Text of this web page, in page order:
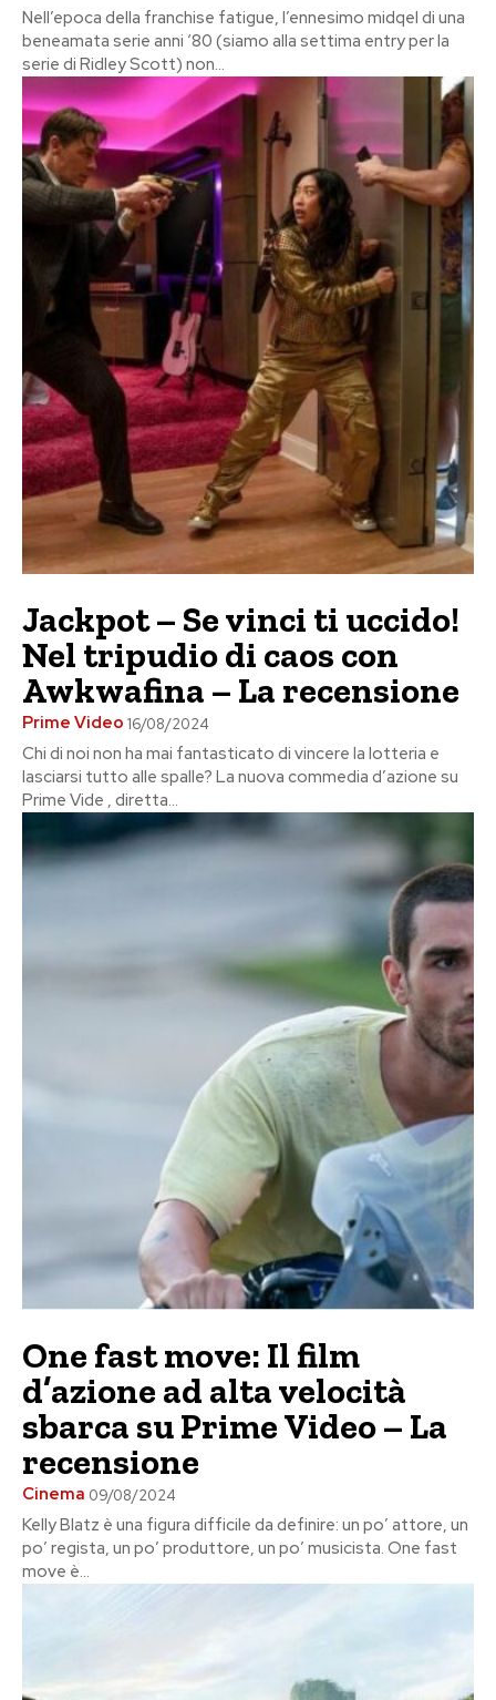
Nell’epoca della franchise fatigue, l’ennesimo midqel di una
beneamata serie anni ‘80 (siamo alla settima entry per la
serie di Ridley Scott) non...
Jackpot – Se vinci ti uccido!
Nel tripudio di caos con
Awkwafina – La recensione
Prime Video 16/08/2024
Chi di noi non ha mai fantasticato di vincere la lotteria e
lasciarsi tutto alle spalle? La nuova commedia d’azione su
Prime Vide , diretta...
One fast move: Il film
d’azione ad alta velocità
sbarca su Prime Video – La
recensione
Cinema 09/08/2024
Kelly Blatz è una figura difficile da definire: un po’ attore, un
po’ regista, un po’ produttore, un po’ musicista. One fast
move è...